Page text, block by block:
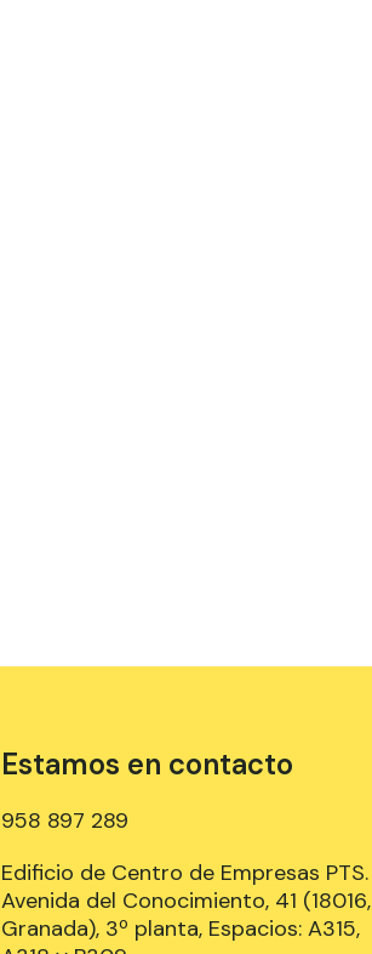
Estamos en contacto
958 897 289
Edificio de Centro de Empresas PTS.
Avenida del Conocimiento, 41 (18016,
Granada), 3º planta, Espacios: A315,